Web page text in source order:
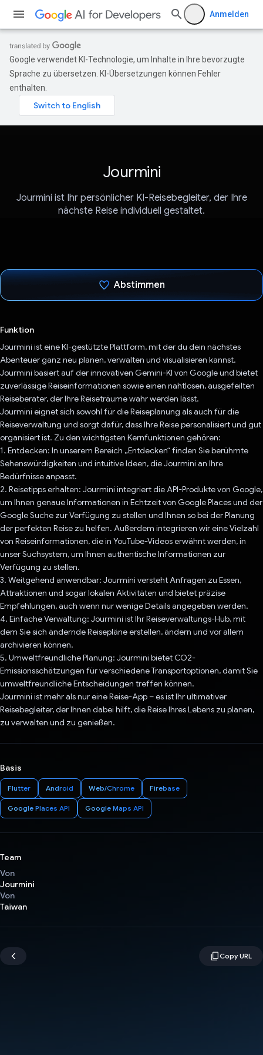
Anmelden
Google verwendet KI-Technologie, um Inhalte in Ihre bevorzugte
Sprache zu übersetzen. KI-Übersetzungen können Fehler
enthalten.
Jourmini
Jourmini ist Ihr persönlicher KI-Reisebegleiter, der Ihre
nächste Reise individuell gestaltet.
Abstimmen
Funktion
Jourmini ist eine KI-gestützte Plattform, mit der du dein nächstes
Abenteuer ganz neu planen, verwalten und visualisieren kannst.
Jourmini basiert auf der innovativen Gemini-KI von Google und bietet
zuverlässige Reiseinformationen sowie einen nahtlosen, ausgefeilten
Reiseberater, der Ihre Reiseträume wahr werden lässt.
Jourmini eignet sich sowohl für die Reiseplanung als auch für die
Reiseverwaltung und sorgt dafür, dass Ihre Reise personalisiert und gut
organisiert ist. Zu den wichtigsten Kernfunktionen gehören:
1. Entdecken: In unserem Bereich „Entdecken“ finden Sie berühmte
Sehenswürdigkeiten und intuitive Ideen, die Jourmini an Ihre
Bedürfnisse anpasst.
2. Reisetipps erhalten: Jourmini integriert die API-Produkte von Google,
um Ihnen genaue Informationen in Echtzeit von Google Places und der
Google Suche zur Verfügung zu stellen und Ihnen so bei der Planung
der perfekten Reise zu helfen. Außerdem integrieren wir eine Vielzahl
von Reiseinformationen, die in YouTube-Videos erwähnt werden, in
unser Suchsystem, um Ihnen authentische Informationen zur
Verfügung zu stellen.
3. Weitgehend anwendbar: Jourmini versteht Anfragen zu Essen,
Attraktionen und sogar lokalen Aktivitäten und bietet präzise
Empfehlungen, auch wenn nur wenige Details angegeben werden.
4. Einfache Verwaltung: Jourmini ist Ihr Reiseverwaltungs-Hub, mit
dem Sie sich ändernde Reisepläne erstellen, ändern und vor allem
archivieren können.
5. Umweltfreundliche Planung: Jourmini bietet CO2-
Emissionsschätzungen für verschiedene Transportoptionen, damit Sie
umweltfreundliche Entscheidungen treffen können.
Jourmini ist mehr als nur eine Reise-App – es ist Ihr ultimativer
Reisebegleiter, der Ihnen dabei hilft, die Reise Ihres Lebens zu planen,
zu verwalten und zu genießen.
Basis
Flutter Android Web/Chrome Firebase
Google Places API Google Maps API
Team
Von
Jourmini
Von
Taiwan